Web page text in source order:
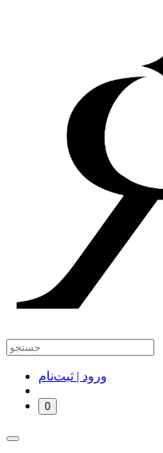
ورود | ثبت‌نام
0